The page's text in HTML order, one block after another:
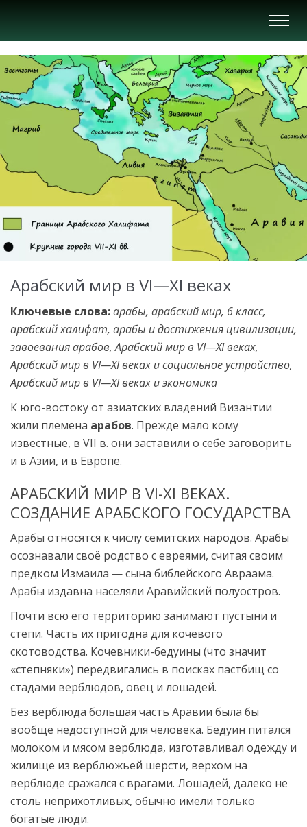
Вкл/
Выкл
Арабский мир в VI—XI веках
Ключевые слова:арабы, арабский мир, 6 класс,
арабский халифат, арабы и достижения цивилизации,
завоевания арабов, Арабский мир в VI—XI веках,
Арабский мир в VI—XI веках и социальное устройство,
Арабский мир в VI—XI веках и экономика
К юго-востоку от азиатских владений Византии
жили племена арабов. Прежде мало кому
известные, в VII в. они заставили о себе заговорить
и в Азии, и в Европе.
АРАБСКИЙ МИР В VI-XI ВЕКАХ.
СОЗДАНИЕ АРАБСКОГО ГОСУДАРСТВА
Арабы относятся к числу семитских народов. Арабы
осознавали своё родство с евреями, считая своим
предком Измаила — сына библейского Авраама.
Арабы издавна населяли Аравийский полуостров.
Почти всю его территорию занимают пустыни и
степи. Часть их пригодна для кочевого
скотоводства. Кочевники-бедуины (что значит
«степняки») передвигались в поисках пастбищ со
стадами верблюдов, овец и лошадей.
Без верблюда большая часть Аравии была бы
вообще недоступной для человека. Бедуин питался
молоком и мясом верблюда, изготавливал одежду и
жилище из верблюжьей шерсти, верхом на
верблюде сражался с врагами. Лошадей, далеко не
столь неприхотливых, обычно имели только
богатые люди.